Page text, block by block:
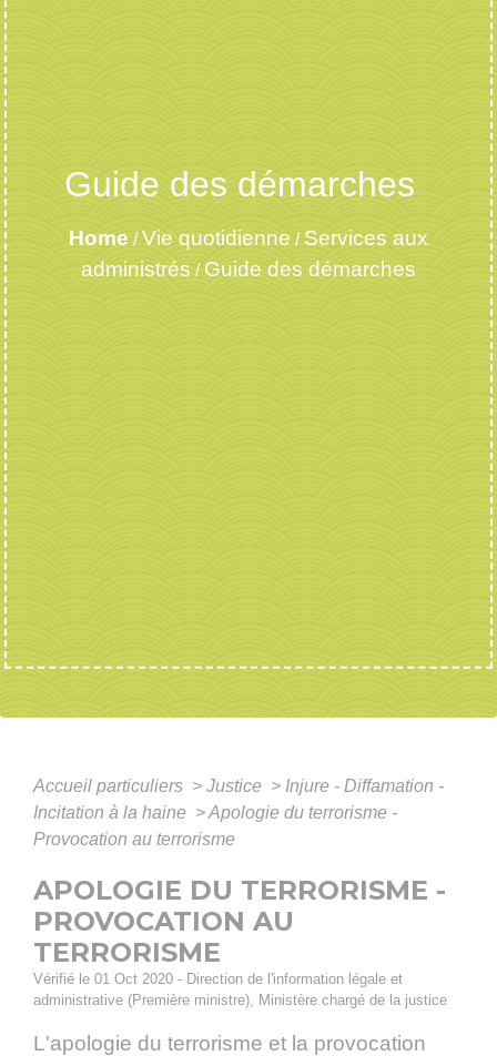
Guide des démarches
Home /Vie quotidienne / Services aux
administrés / Guide des démarches
Accueil particuliers > Justice > Injure - Diffamation -
Incitation à la haine >Apologie du terrorisme -
Provocation au terrorisme
APOLOGIE DU TERRORISME -
PROVOCATION AU
TERRORISME
Vérifié le 01 Oct 2020 - Direction de l'information légale et
administrative (Première ministre), Ministère chargé de la justice
L'apologie du terrorisme et la provocation